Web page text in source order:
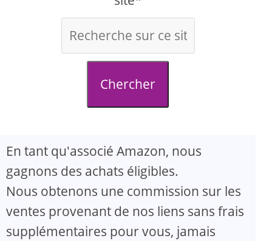
Chercher
En tant qu'associé Amazon, nous
gagnons des achats éligibles.
Nous obtenons une commission sur les
ventes provenant de nos liens sans frais
supplémentaires pour vous, jamais